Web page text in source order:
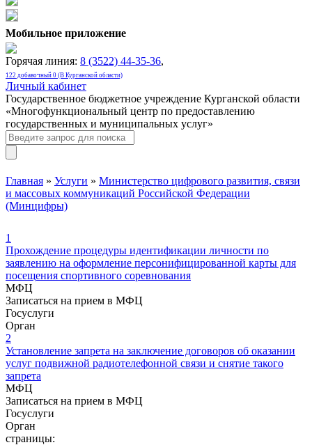
Мобильное приложение
Горячая линия: 8 (3522) 44-35-36,
122 добавочный 0 (В Курганской области)
Личный кабинет
Государственное бюджетное учреждение Курганской области
«Многофункциональный центр по предоставлению
государственных и муниципальных услуг»
Главная » Услуги » Министерство цифрового развития, связи
и массовых коммуникаций Российской Федерации
(Минцифры)
1
Прохождение процедуры идентификации личности по
заявлению на оформление персонифицированной карты для
посещения спортивного соревнования
МФЦ
Записаться на прием в МФЦ
Госуслуги
Орган
2
Установление запрета на заключение договоров об оказании
услуг подвижной радиотелефонной связи и снятие такого
запрета
МФЦ
Записаться на прием в МФЦ
Госуслуги
Орган
страницы: